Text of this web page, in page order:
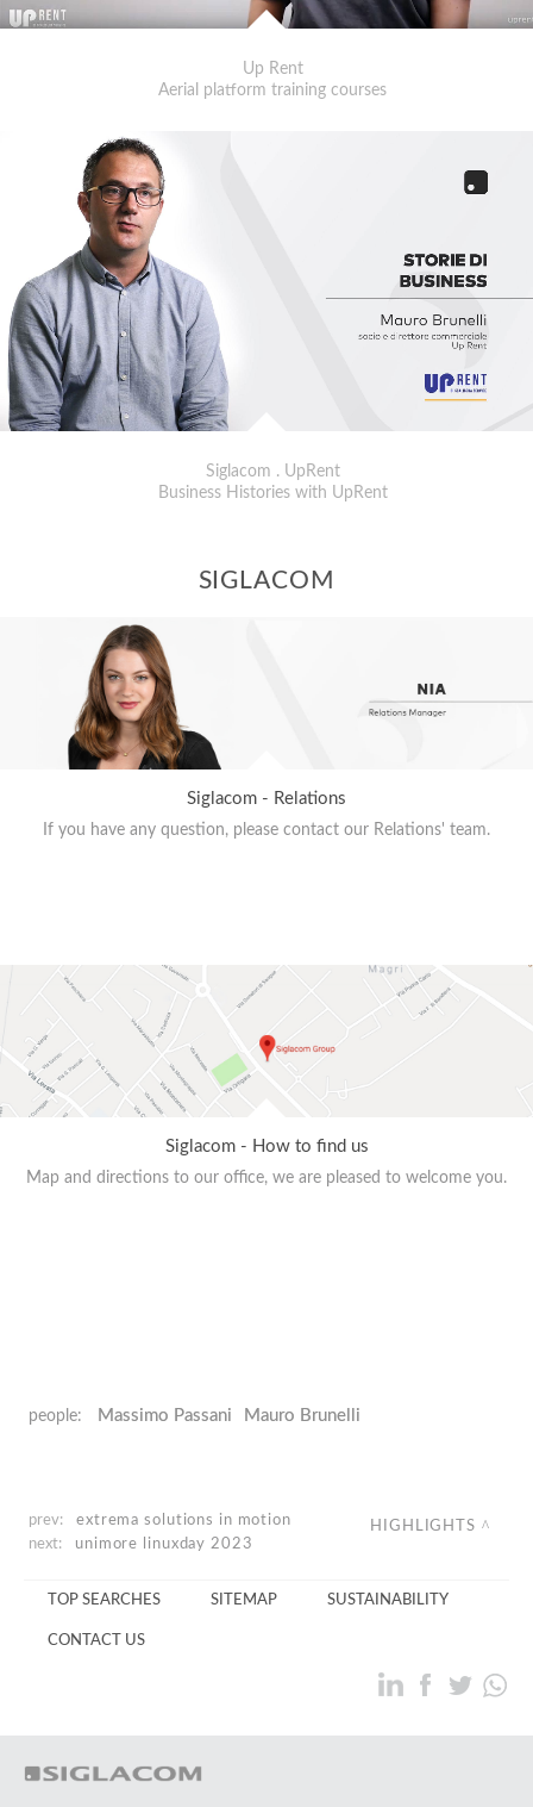
Up Rent
Aerial platform training courses
Siglacom . UpRent
Business Histories with UpRent
SIGLACOM
Siglacom - Relations
If you have any question, please contact our Relations' team.
Siglacom - How to find us
Map and directions to our office, we are pleased to welcome you.
people: Massimo Passani Mauro Brunelli
prev: extrema solutions in motion
next:
unimore linuxday 2023
HIGHLIGHTS
TOP SEARCHES SITEMAP SUSTAINABILITY
CONTACT US